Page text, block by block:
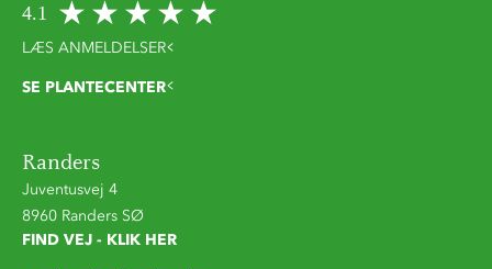
4.1
LÆS ANMELDELSER
SE PLANTECENTER
Randers
Juventusvej 4
8960 Randers SØ
FIND VEJ - KLIK HER